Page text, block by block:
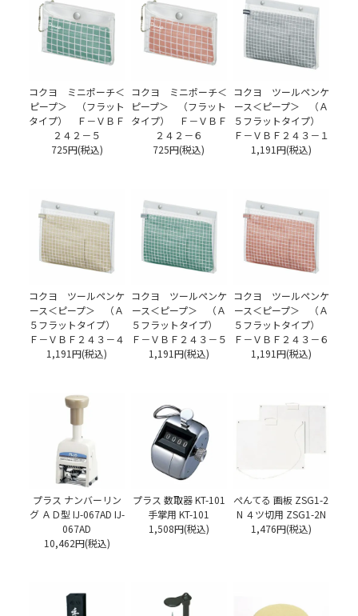
コクヨ ミニポーチ＜
ピープ＞ （フラット
タイプ） Ｆ－ＶＢＦ
２４２－５
725円(税込)
コクヨ ミニポーチ＜
ピープ＞ （フラット
タイプ） Ｆ－ＶＢＦ
２４２－６
725円(税込)
コクヨ ツールペンケ
ース＜ピープ＞ （Ａ
５フラットタイプ）
Ｆ－ＶＢＦ２４３－１
1,191円(税込)
コクヨ ツールペンケ
ース＜ピープ＞ （Ａ
５フラットタイプ）
Ｆ－ＶＢＦ２４３－４
1,191円(税込)
コクヨ ツールペンケ
ース＜ピープ＞ （Ａ
５フラットタイプ）
Ｆ－ＶＢＦ２４３－５
1,191円(税込)
コクヨ ツールペンケ
ース＜ピープ＞ （Ａ
５フラットタイプ）
Ｆ－ＶＢＦ２４３－６
1,191円(税込)
プラス ナンバーリン
グ ＡＤ型 IJ-067AD IJ-
067AD
10,462円(税込)
プラス 数取器 KT-101
手掌用 KT-101
1,508円(税込)
ぺんてる 画板 ZSG1-2
N ４ツ切用 ZSG1-2N
1,476円(税込)